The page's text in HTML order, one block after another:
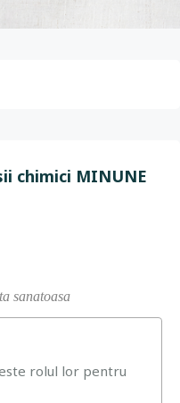
chimici MINUNE
sanatoasa
rolul lor pentru